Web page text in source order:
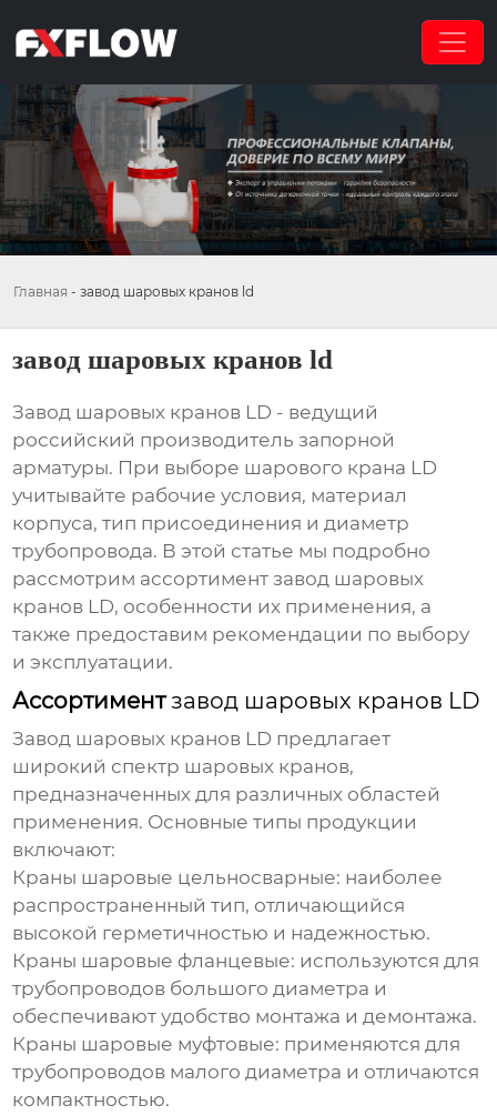
Главная - завод шаровых кранов ld
завод шаровых кранов ld
Завод шаровых кранов LD - ведущий
российский производитель запорной
арматуры. При выборе шарового крана LD
учитывайте рабочие условия, материал
корпуса, тип присоединения и диаметр
трубопровода. В этой статье мы подробно
рассмотрим ассортиментзавод шаровых
кранов LD, особенности их применения, а
также предоставим рекомендации по выбору
и эксплуатации.
Ассортиментзавод шаровых кранов LD
Завод шаровых кранов LD предлагает
широкий спектр шаровых кранов,
предназначенных для различных областей
применения. Основные типы продукции
включают:
Краны шаровые цельносварные: наиболее
распространенный тип, отличающийся
высокой герметичностью и надежностью.
Краны шаровые фланцевые: используются для
трубопроводов большого диаметра и
обеспечивают удобство монтажа и демонтажа.
Краны шаровые муфтовые: применяются для
трубопроводов малого диаметра и отличаются
компактностью.